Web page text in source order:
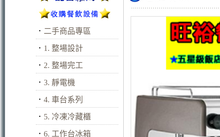
． 二手商品專區
． 1. 整場設計
． 2. 整場完工
． 3. 靜電機
． 4. 車台系列
． 5. 冷凍冷藏櫃
． 6. 工作台冰箱